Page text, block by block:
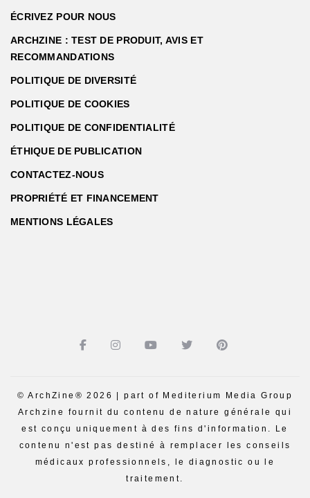
ÉCRIVEZ POUR NOUS
ARCHZINE : TEST DE PRODUIT, AVIS ET
RECOMMANDATIONS
POLITIQUE DE DIVERSITÉ
POLITIQUE DE COOKIES
POLITIQUE DE CONFIDENTIALITÉ
ÉTHIQUE DE PUBLICATION
CONTACTEZ-NOUS
PROPRIÉTÉ ET FINANCEMENT
MENTIONS LÉGALES
© ArchZine® 2026 | part of Mediterium Media Group
Archzine fournit du contenu de nature générale qui
est conçu uniquement à des fins d'information. Le
contenu n'est pas destiné à remplacer les conseils
médicaux professionnels, le diagnostic ou le
traitement.